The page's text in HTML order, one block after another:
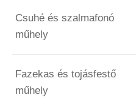
Csuhé és szalmafonó
műhely
Fazekas és tojásfestő
műhely